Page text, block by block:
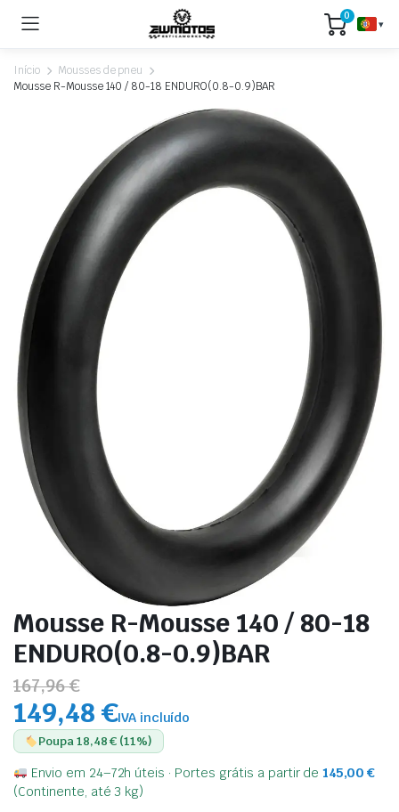
0
▾
Início
Mousses de pneu
Mousse R-Mousse 140 / 80-18 ENDURO(0.8-0.9)BAR
Mousse R-Mousse 140 / 80-18
ENDURO(0.8-0.9)BAR
167,96 €
149,48 €IVA incluído
Poupa 18,48 € (11%)
Envio em 24–72h úteis · Portes grátis a partir de145,00 €
(Continente, até 3 kg)